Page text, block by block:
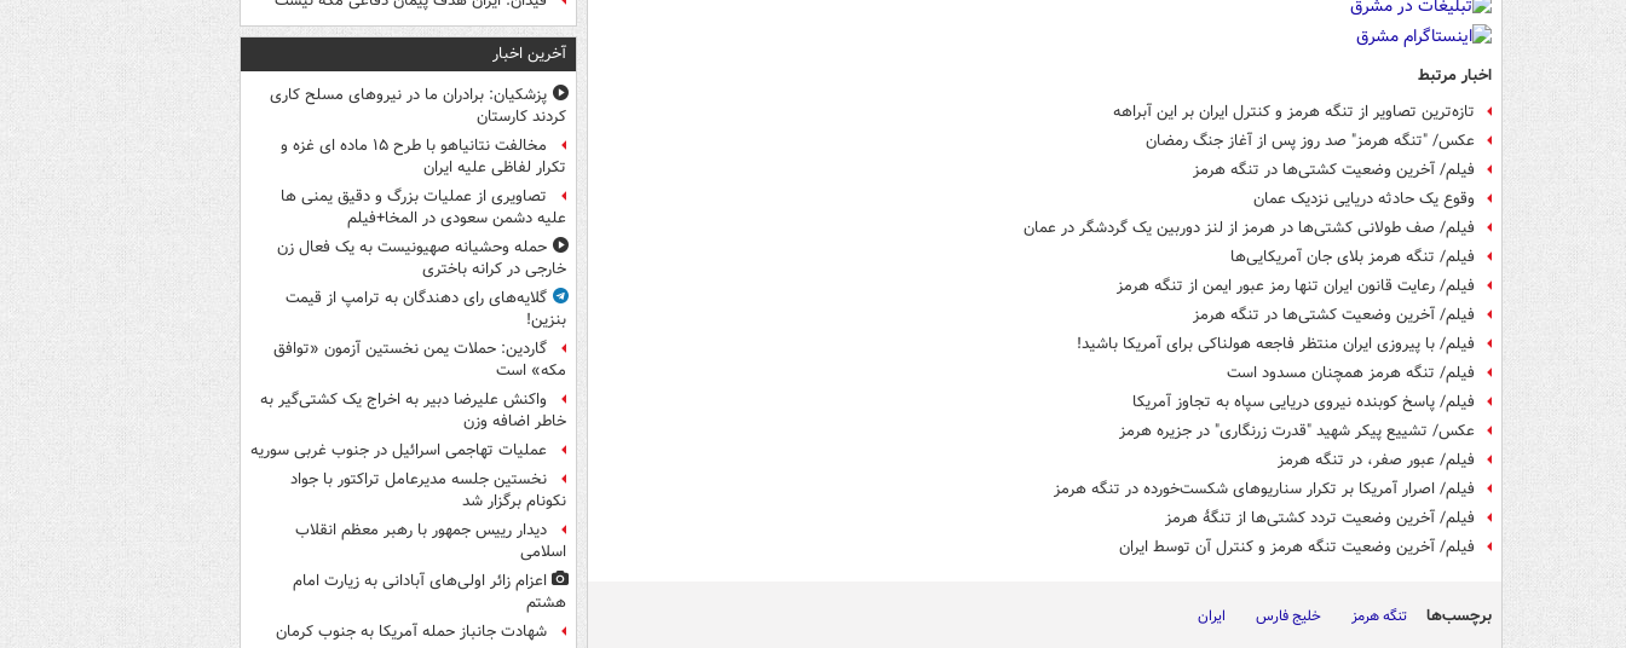
اخبار مرتبط
تازه‌ترین تصاویر از تنگه هرمز و کنترل ایران بر این آبراهه
عکس/ "تنگه هرمز" صد روز پس از آغاز جنگ رمضان
فیلم/ آخرین وضعیت کشتی‌ها در تنگه هرمز
وقوع یک حادثه دریایی نزدیک عمان
فیلم/ صف طولانی کشتی‌ها در هرمز از لنز دوربین یک گردشگر در عمان
فیلم/ تنگه هرمز بلای جان آمریکایی‌ها
فیلم/ رعایت قانون ایران تنها رمز عبور ایمن از تنگه هرمز
فیلم/ آخرین وضعیت کشتی‌ها در تنگه هرمز
فیلم/ با پیروزی ایران منتظر فاجعه هولناکی برای آمریکا باشید!
فیلم/ تنگه هرمز همچنان مسدود است
فیلم/ پاسخ کوبنده نیروی دریایی سپاه به تجاوز آمریکا
عکس/ تشییع پیکر شهید "قدرت زرنگاری" در جزیره هرمز
فیلم/ عبور صفر، در تنگه هرمز
فیلم/ اصرار آمریکا بر تکرار سناریوهای شکست‌خورده در تنگه هرمز
فیلم/ آخرین وضعیت تردد کشتی‌ها از تنگهٔ هرمز
فیلم/ آخرین وضعیت تنگه هرمز و کنترل آن توسط ایران
برچسب‌ها تنگه هرمز خلیج فارس ایران
آخرین اخبار
پزشکیان: برادران ما در نیروهای مسلح کاری
کردند کارستان
مخالفت نتانیاهو با طرح ۱۵ ماده ای غزه و
تکرار لفاظی علیه ایران
تصاویری از عملیات بزرگ و دقیق یمنی ها
علیه دشمن سعودی در المخا+فیلم
حمله وحشیانه صهیونیست به یک فعال زن
خارجی در کرانه باختری
گلایه‌های رای دهندگان به ترامپ از قیمت
بنزین!
گاردین: حملات یمن نخستین آزمون «توافق
مکه» است
واکنش علیرضا دبیر به اخراج یک کشتی‌گیر به
خاطر اضافه وزن
عملیات تهاجمی اسرائیل در جنوب غربی سوریه
نخستین جلسه مدیرعامل تراکتور با جواد
نکونام برگزار شد
دیدار رییس جمهور با رهبر معظم انقلاب
اسلامی
اعزام زائر اولی‌های آبادانی به زیارت امام
هشتم
شهادت جانباز حمله آمریکا به جنوب کرمان